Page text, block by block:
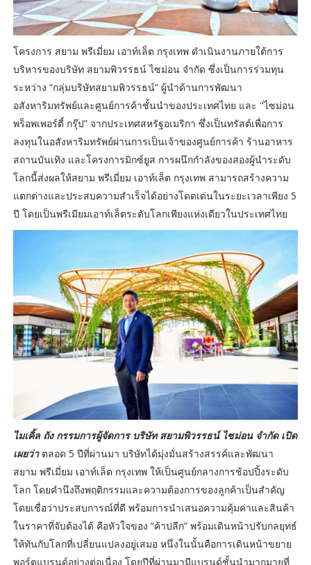
โครงการ สยาม พรีเมี่ยม เอาท์เล็ต กรุงเทพ ดำเนินงานภายใต้การ
บริหารของบริษัท สยามพิวรรธน์ ไซม่อน จำกัด ซึ่งเป็นการร่วมทุน
ระหว่าง “กลุ่มบริษัทสยามพิวรรธน์” ผู้นำด้านการพัฒนา
อสังหาริมทรัพย์และศูนย์การค้าชั้นนำของประเทศไทย และ "ไซม่อน
พร็อพเพอร์ตี้ กรุ๊ป” จากประเทศสหรัฐอเมริกา ซึ่งเป็นทรัสต์เพื่อการ
ลงทุนในอสังหาริมทรัพย์ผ่านการเป็นเจ้าของศูนย์การค้า ร้านอาหาร
สถานบันเทิง และโครงการมิกซ์ยูส การผนึกกำลังของสองผู้นำระดับ
โลกนี้ส่งผลให้สยาม พรีเมี่ยม เอาท์เล็ต กรุงเทพ สามารถสร้างความ
แตกต่างและประสบความสำเร็จได้อย่างโดดเด่นในระยะเวลาเพียง 5
ปี โดยเป็นพรีเมียมเอาท์เล็ตระดับโลกเพียงแห่งเดียวในประเทศไทย
ไมเคิ้ล ถัง กรรมการผู้จัดการ บริษัท สยามพิวรรธน์ ไซม่อน จำกัด เปิด
เผยว่าตลอด 5 ปีที่ผ่านมา บริษัทได้มุ่งมั่นสร้างสรรค์และพัฒนา
สยาม พรีเมี่ยม เอาท์เล็ต กรุงเทพ ให้เป็นศูนย์กลางการช้อปปิ้งระดับ
โลก โดยคำนึงถึงพฤติกรรมและความต้องการของลูกค้าเป็นสำคัญ
โดยเชื่อว่าประสบการณ์ที่ดี พร้อมการนำเสนอความคุ้มค่าและสินค้า
ในราคาที่จับต้องได้ คือหัวใจของ “ค้าปลีก” พร้อมเดินหน้าปรับกลยุทธ์
ให้ทันกับโลกที่เปลี่ยนแปลงอยู่เสมอ หนึ่งในนั้นคือการเดินหน้าขยาย
พอร์ตแบรนด์อย่างต่อเนื่อง โดยปีที่ผ่านมามีแบรนด์ชั้นนำมากมายที่